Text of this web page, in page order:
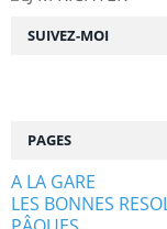
SUIVEZ-MOI
PAGES
A LA GARE
LES BONNES